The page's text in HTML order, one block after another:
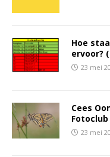
Hoe
ervoor?
23 mei
Cees
Fotoclub
23 mei